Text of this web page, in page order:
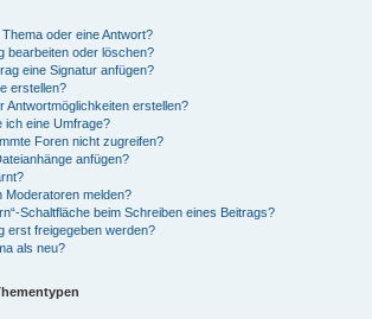
oder eine Antwort?
bearbeiten oder löschen?
eine Signatur anfügen?
erstellen?
Antwortmöglichkeiten erstellen?
ich eine Umfrage?
Foren nicht zugreifen?
anfügen?
Moderatoren melden?
Schaltfläche beim Schreiben eines Beitrags?
erst freigegeben werden?
als neu?